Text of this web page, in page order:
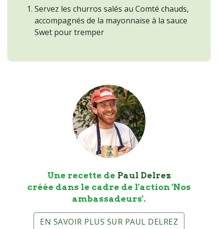
Servez les churros salés au Comté chauds,
accompagnés de la mayonnaise à la sauce
Swet pour tremper
Une recette de Paul Delrez
créée dans le cadre de l'action 'Nos
ambassadeurs'.
EN SAVOIR PLUS SUR PAUL DELREZ